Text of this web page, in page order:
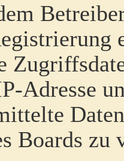
Adresse
Boards zu